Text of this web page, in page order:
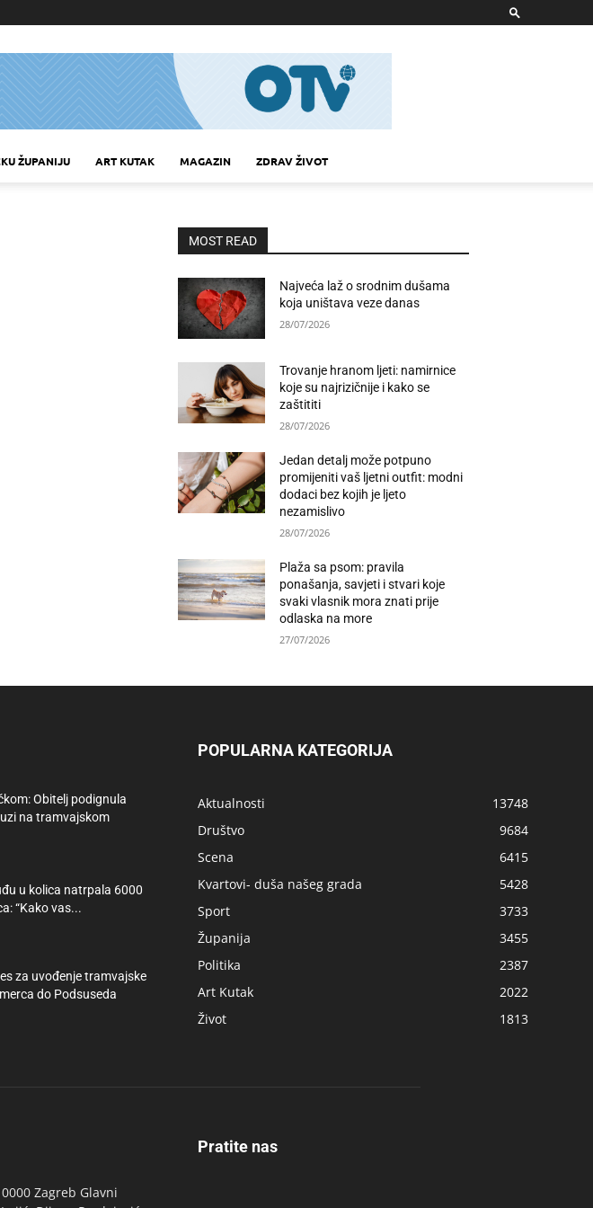
ŽUPANIJU ART KUTAK MAGAZIN ZDRAV ŽIVOT
MOST READ
Najveća laž o srodnim dušama
koja uništava veze danas
28/07/2026
Trovanje hranom ljeti: namirnice
koje su najrizičnije i kako se
zaštititi
28/07/2026
Jedan detalj može potpuno
promijeniti vaš ljetni outfit: modni
dodaci bez kojih je ljeto
nezamislivo
28/07/2026
Plaža sa psom: pravila
ponašanja, savjeti i stvari koje
svaki vlasnik mora znati prije
odlaska na more
27/07/2026
Obitelj podignula
na tramvajskom
u kolica natrpala 6000
“Kako vas...
za uvođenje tramvajske
do Podsuseda
POPULARNA KATEGORIJA
Aktualnosti
13748
Društvo
9684
Scena
6415
Kvartovi- duša našeg grada
5428
Sport
3733
Županija
3455
Politika
2387
Art Kutak
2022
Život
1813
Zagreb Glavni
Pratite nas